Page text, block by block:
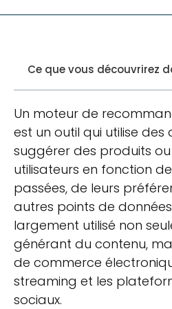
Ce que vous découvrirez
Un moteur de
est un outil qui utilise
suggérer des produits
utilisateurs en fonction
passées, de leurs
autres points de
largement utilisé non
générant du contenu,
de commerce
streaming et les
sociaux.